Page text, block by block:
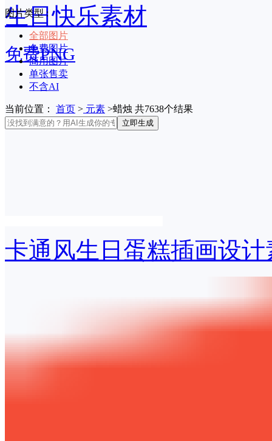
图片类型 :
全部图片
免费图片
商用图片
单张售卖
不含AI
当前位置： 首页 > 元素 >蜡烛 共7638个结果
立即生成
生日快乐素材
免费PNG
卡通风生日蛋糕插画设计